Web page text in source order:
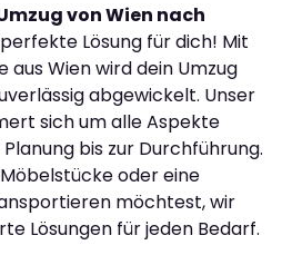
von Wien nach
Lösung für dich! Mit
aus Wien wird dein Umzug
abgewickelt. Unser
sich um alle Aspekte
bis zur Durchführung.
oder eine
möchtest, wir
Lösungen für jeden Bedarf.